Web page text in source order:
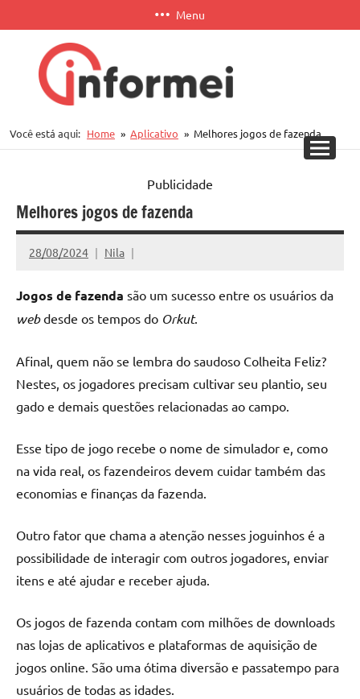
para
conteúdo
Menu
APP
Você está aqui: Home Aplicativo Melhores jogos de fazenda
Publicidade
Melhores jogos de fazenda
28/08/2024 Nila
Jogos de fazenda são um sucesso entre os usuários da
webdesde os tempos do Orkut.
Afinal, quem não se lembra do saudoso Colheita Feliz?
Nestes, os jogadores precisam cultivar seu plantio, seu
gado e demais questões relacionadas ao campo.
Esse tipo de jogo recebe o nome de simulador e, como
na vida real, os fazendeiros devem cuidar também das
economias e finanças da fazenda.
Outro fator que chama a atenção nesses joguinhos é a
possibilidade de interagir com outros jogadores, enviar
itens e até ajudar e receber ajuda.
Os jogos de fazenda contam com milhões de downloads
nas lojas de aplicativos e plataformas de aquisição de
jogos online. São uma ótima diversão e passatempo para
usuários de todas as idades.